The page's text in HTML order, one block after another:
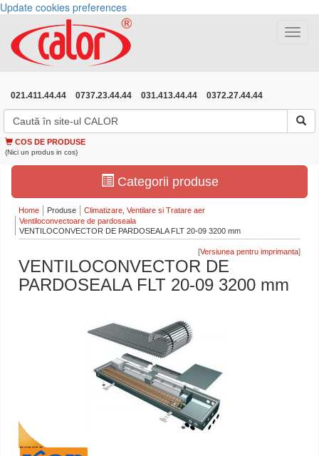
Update cookies preferences
Toggle
021.411.44.44 0737.23.44.44 031.413.44.44 0372.27.44.44
COS DE PRODUSE
(Nici un produs in cos)
Categorii produse
Home Produse
Climatizare, Ventilare si Tratare aer
Ventiloconvectoare de pardoseala
VENTILOCONVECTOR DE PARDOSEALA FLT 20-09 3200 mm
[ ]
VENTILOCONVECTOR DE
PARDOSEALA FLT 20-09 3200 mm